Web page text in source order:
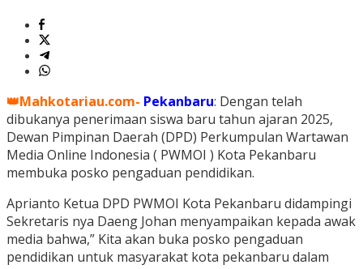
👑Mahkotariau.com- Pekanbaru: Dengan telah
dibukanya penerimaan siswa baru tahun ajaran 2025,
Dewan Pimpinan Daerah (DPD) Perkumpulan Wartawan
Media Online Indonesia ( PWMOI ) Kota Pekanbaru
membuka posko pengaduan pendidikan.
Aprianto Ketua DPD PWMOI Kota Pekanbaru didampingi
Sekretaris nya Daeng Johan menyampaikan kepada awak
media bahwa,” Kita akan buka posko pengaduan
pendidikan untuk masyarakat kota pekanbaru dalam